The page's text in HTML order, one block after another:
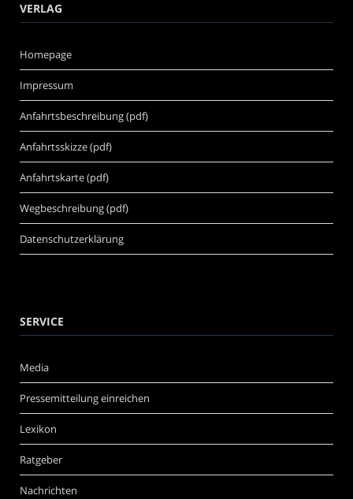
VERLAG
Homepage
Impressum
Anfahrtsbeschreibung (pdf)
Anfahrtsskizze (pdf)
Anfahrtskarte (pdf)
Wegbeschreibung (pdf)
Datenschutzerklärung
SERVICE
Media
Pressemitteilung einreichen
Lexikon
Ratgeber
Nachrichten